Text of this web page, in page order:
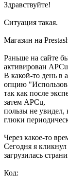
Здравствуйте!
Ситуация такая.
Магазин на
Раньше на сайте
активирован
В какой-то день в
опцию
так как после
затем APCu,
пользы не увидел,
глюки
Через какое-то
Сегодня я
загрузилась
Код: